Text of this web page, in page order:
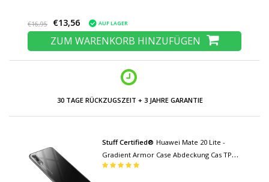
€16,95 €13,56 AUF LAGER
ZUM WARENKORB HINZUFÜGEN
30 TAGE RÜCKZUGSZEIT + 3 JAHRE GARANTIE
Stuff Certified® Huawei Mate 20 Lite -
Gradient Armor Case Abdeckung Cas TPU
Case Schwarz